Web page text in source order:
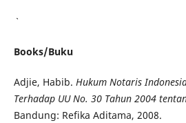
Books/Buku
Adjie, Habib. Hukum Notaris
Terhadap UU No. 30 Tahun 2004
Bandung: Refika Aditama, 2008.